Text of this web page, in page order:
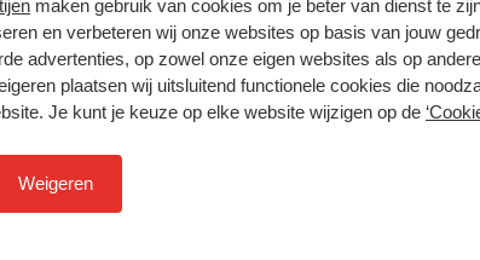
maken gebruik van cookies om je beter van dienst te
en verbeteren wij onze websites op basis van jouw
advertenties, op zowel onze eigen websites als op
plaatsen wij uitsluitend functionele cookies die
Je kunt je keuze op elke website wijzigen op de
Weigeren
komt alles samen